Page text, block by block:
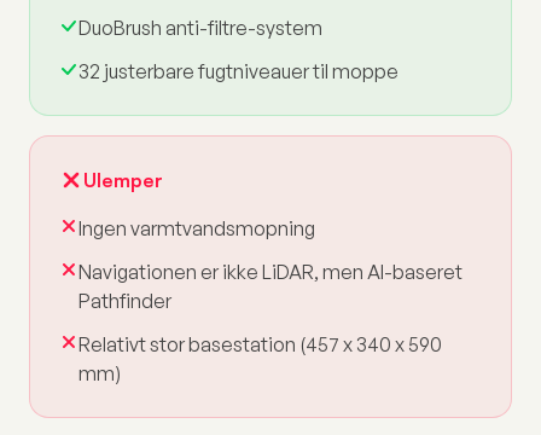
DuoBrush anti-filtre-system
32 justerbare fugtniveauer til moppe
Ulemper
Ingen varmtvandsmopning
Navigationen er ikke LiDAR, men AI-baseret
Pathfinder
Relativt stor basestation (457 x 340 x 590
mm)